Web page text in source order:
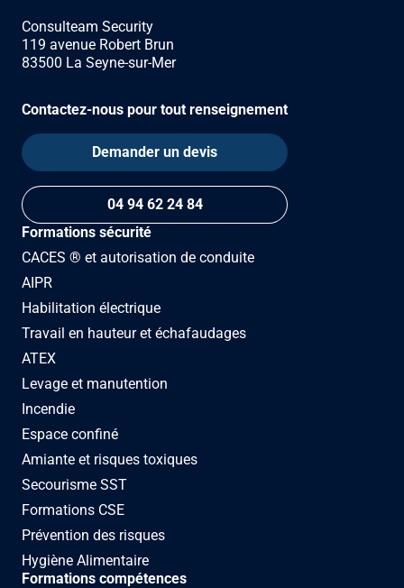
Consulteam Security
119 avenue Robert Brun
83500 La Seyne-sur-Mer
Contactez-nous pour tout renseignement
Demander un devis
04 94 62 24 84
Formations sécurité
CACES ® et autorisation de conduite
AIPR
Habilitation électrique
Travail en hauteur et échafaudages
ATEX
Levage et manutention
Incendie
Espace confiné
Amiante et risques toxiques
Secourisme SST
Formations CSE
Prévention des risques
Hygiène Alimentaire
Formations compétences